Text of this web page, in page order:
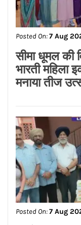
Posted On: 7 Aug
ਮਾਨ ਸਰਕਾਰ
ਗਊਸ਼ਾਲਾਵਾਂ ਨੂੰ
ਸਹੂਲਤ:
Posted On:7 Aug
एंटी क्राइम
शहज़ाद को